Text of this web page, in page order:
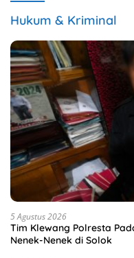
Hukum & Kriminal
5 Agustus 2026
Tim Klewang Polresta
Nenek-Nenek di Solok